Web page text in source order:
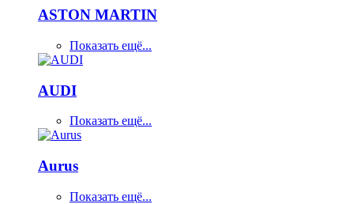
ASTON MARTIN
Показать ещё...
AUDI
Показать ещё...
Aurus
Показать ещё...